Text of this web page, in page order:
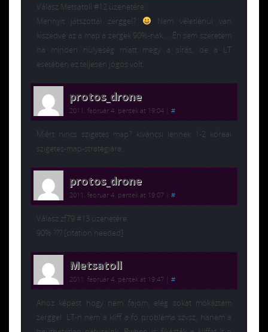
Válasz Metsatoll #12 üzenetére:
Mennyit játszottál zerggel?
Nem véletlenül van
kiszedve az a map a zergek 90%-nak…. Én sem szeretem
ha minden hülyeség miatt megy a sírás, de a LT
esetében ez teljesen jogos volt.
protos_drone
2011. február 4. péntek at 19:04 #
Miért nincs szigetes map? kíváncsi lennék 1-2 kóreai
szigetes-map-stratégiára.
protos_drone
2011. február 4. péntek at 19:07 #
Válasz zf79 #13 üzenetére:
90% ??? [citation needed]
Metsatoll
2011. február 4. péntek at 19:47 #
Ahoz képest hogy nem fajom, elég sokat mókáztam
zerggel. LT-n nem a kliff a fö probléma szvsz, hanem a